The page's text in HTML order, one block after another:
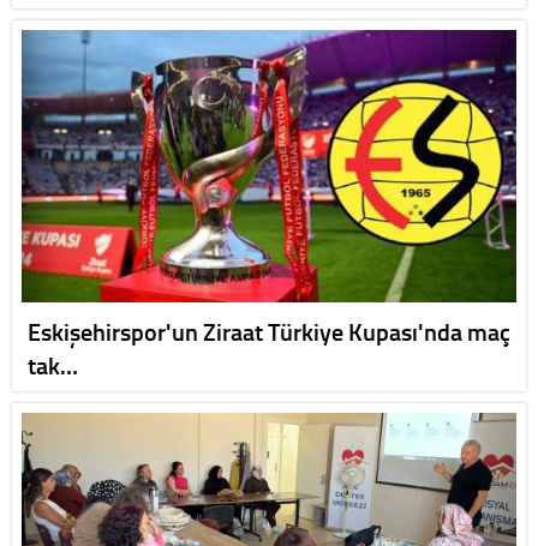
Eskişehirspor'un Ziraat Türkiye Kupası'nda maç
tak…